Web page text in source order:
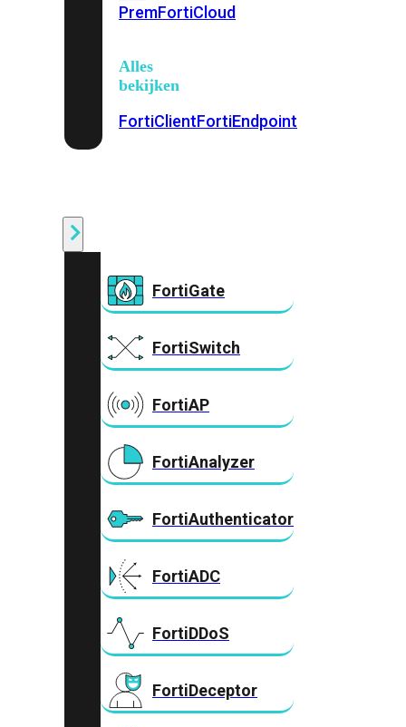
PremFortiCloud
Alles
bekijken
FortiClientFortiEndpoint
FortiGate
FortiSwitch
FortiAP
FortiAnalyzer
FortiAuthenticator
FortiADC
FortiDDoS
FortiDeceptor